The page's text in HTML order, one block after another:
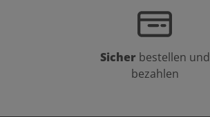
Sicher bestellen und
bezahlen